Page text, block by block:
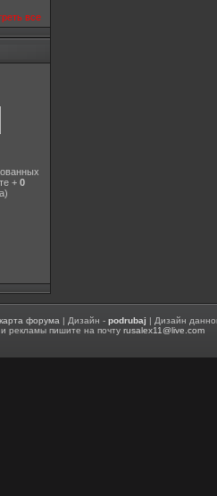
все
+ 0
карта форума | Дизайн -podrubaj | Дизайн
рекламы пишите на почтуrusalex11@live.com